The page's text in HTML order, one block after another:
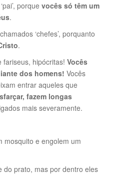
porque vocês só têm um
.
‘chefes’, porquanto
.
fariseus, hipócritas! Vocês
dos homens! Vocês
entrar aqueles que
fazem longas
mais severamente.
mosquito e engolem um
do prato, mas por dentro eles